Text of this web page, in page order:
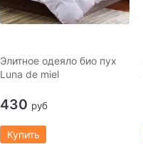
Элитное одеяло био пух
Luna de miel
430 руб
Купить